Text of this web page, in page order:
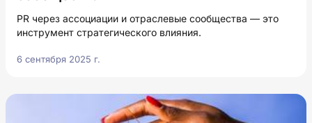
PR через ассоциации и отраслевые сообщества — это
инструмент стратегического влияния.
6 сентября 2025 г.